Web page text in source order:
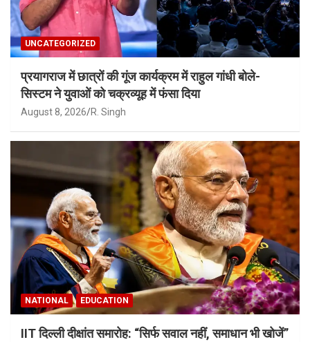
UNCATEGORIZED
प्रयागराज में छात्रों की गूंज कार्यक्रम में राहुल गांधी बोले-
सिस्टम ने युवाओं को चक्रव्यूह में फंसा दिया
August 8, 2026 R. Singh
NATIONAL EDUCATION
IIT दिल्ली दीक्षांत समारोह: “सिर्फ सवाल नहीं, समाधान भी खोजें”